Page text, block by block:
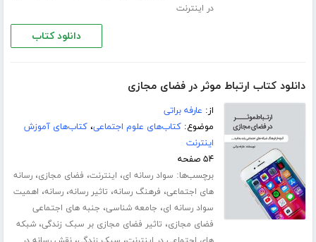
در اینترنت
دانلود کتاب
دانلود کتاب ارتباط موثر در فضای مجازی
از: عارفه براتی
موضوع:کتاب‌های علوم اجتماعی،کتاب‌های آموزش
اینترنت
۵۴ صفحه
برچسب‌ها: سواد رسانه ای، اینترنت، فضای مجازی،رسانه
های اجتماعی، فرهنگ رسانه، تاثیر رسانه،رسانه، اهمیت
سواد رسانه ای، جامعه شناسی، جنبه های اجتماعی
فضای مجازی، تاثیر فضای مجازی بر سبک زندگی،شبکه